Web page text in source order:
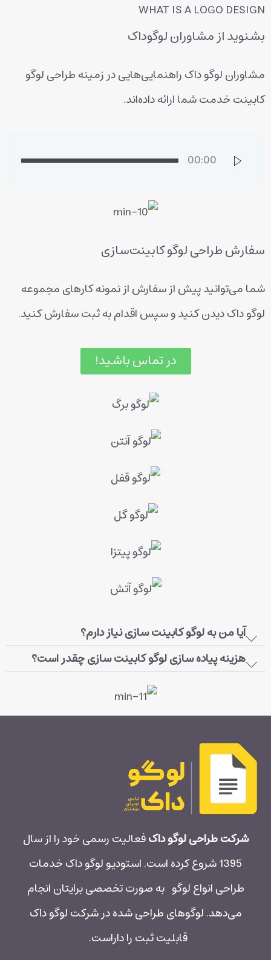
WHAT IS A LOGO DESIGN
بشنوید از مشاوران لوگوداک
مشاوران لوگو داک راهنمایی‌هایی در زمینه طراحی لوگو
کابینت خدمت شما ارائه داده‌اند.
00:00
سفارش طراحی لوگو کابینت‌سازی
شما می‌توانید پیش از سفارش از نمونه کارهای مجموعه
لوگو داک دیدن کنید و سپس اقدام به ثبت سفارش کنید.
در تماس باشید!
آیا من به لوگو کابینت سازی نیاز دارم؟
هزینه پیاده سازی لوگو کابینت سازی چقدر است؟
شرکت طراحی لوگو داکفعالیت رسمی خود را از سال
1395 شروع کرده است. استودیو لوگو داک خدمات
طراحی انواع لوگو به صورت تخصصی برایتان انجام
می‌دهد. لوگوهای طراحی شده در شرکت لوگو داک
قابلیت ثبت را داراست.